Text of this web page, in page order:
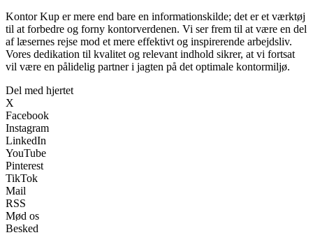
Kontor Kup er mere end bare en informationskilde; det er et værktøj
til at forbedre og forny kontorverdenen. Vi ser frem til at være en del
af læsernes rejse mod et mere effektivt og inspirerende arbejdsliv.
Vores dedikation til kvalitet og relevant indhold sikrer, at vi fortsat
vil være en pålidelig partner i jagten på det optimale kontormiljø.
Del med hjertet
X
Facebook
Instagram
LinkedIn
YouTube
Pinterest
TikTok
Mail
RSS
Mød os
Besked